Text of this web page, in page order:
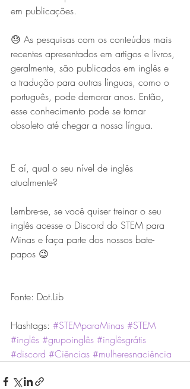
em publicações.
😓 As pesquisas com os conteúdos mais
recentes apresentados em artigos e livros,
geralmente, são publicados em inglês e
a tradução para outras línguas, como o
português, pode demorar anos. Então,
esse conhecimento pode se tornar
obsoleto até chegar a nossa língua.
E aí, qual o seu nível de inglês
atualmente?
Lembre-se, se você quiser treinar o seu
inglês acesse o Discord do STEM para
Minas e faça parte dos nossos bate-
papos 😉
Fonte: Dot.Lib
Hashtags: #STEMparaMinas #STEM
#inglês #grupoinglês #inglêsgrátis
#discord #Ciências #mulheresnaciência